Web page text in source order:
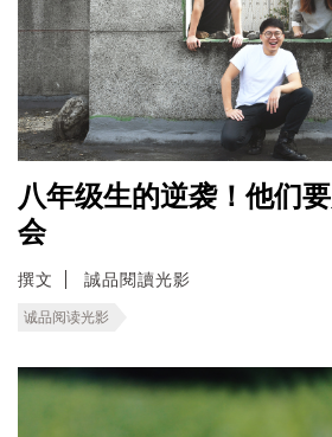
八年级生的逆袭！他们
会
撰文 誠品閱讀光影
诚品阅读光影